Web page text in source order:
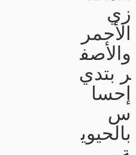
زي
الأحمر
والأصف
ر بتدي
إحسا
س
بالحيوي